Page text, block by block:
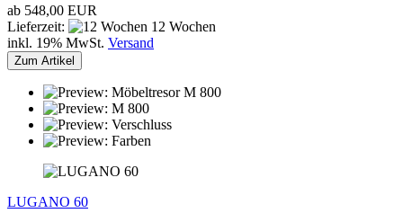
ab 548,00 EUR
Lieferzeit:
12 Wochen
inkl. 19% MwSt. Versand
Zum Artikel
LUGANO 60